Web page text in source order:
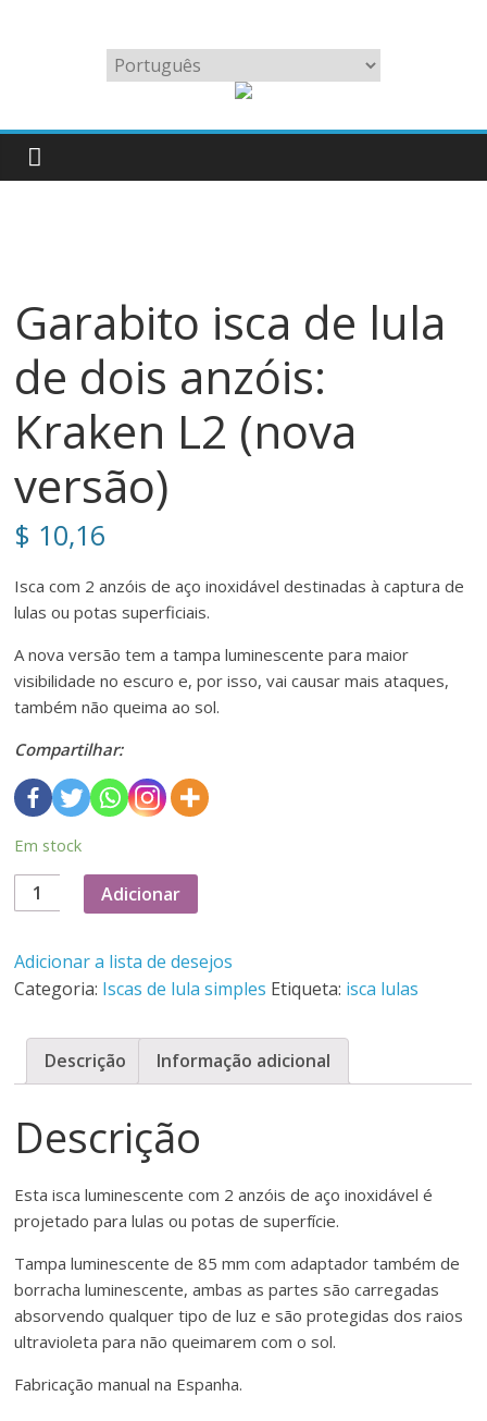
Fabricamos
iscas
para
lulas
Escolha
um
Garabito isca de lula
de dois anzóis:
Kraken L2 (nova
versão)
$ 10,16
Isca com 2 anzóis de aço inoxidável destinadas à captura de
lulas ou potas superficiais.
A nova versão tem a tampa luminescente para maior
visibilidade no escuro e, por isso, vai causar mais ataques,
também não queima ao sol.
Compartilhar:
Em stock
Quantidade
de
isca
de
dois
Kraken
L2
(nova
versão)
Adicionar
Adicionar a lista de desejos
Categoria: Iscas de lula simples Etiqueta: isca lulas
Descrição Informação adicional
Descrição
Esta isca luminescente com 2 anzóis de aço inoxidável é
projetado para lulas ou potas de superfície.
Tampa luminescente de 85 mm com adaptador também de
borracha luminescente, ambas as partes são carregadas
absorvendo qualquer tipo de luz e são protegidas dos raios
ultravioleta para não queimarem com o sol.
Fabricação manual na Espanha.